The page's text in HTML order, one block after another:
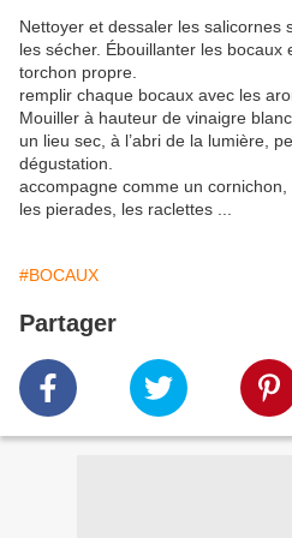
Nettoyer et dessaler les salicornes
les sécher. Ébouillanter les bocaux
torchon propre.
remplir chaque bocaux avec les
Mouiller à hauteur de vinaigre
un lieu sec, à l’abri de la lumière,
dégustation.
accompagne comme un
les pierades, les raclettes ...
#BOCAUX
Partager